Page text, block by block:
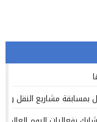
مشاريع النقل